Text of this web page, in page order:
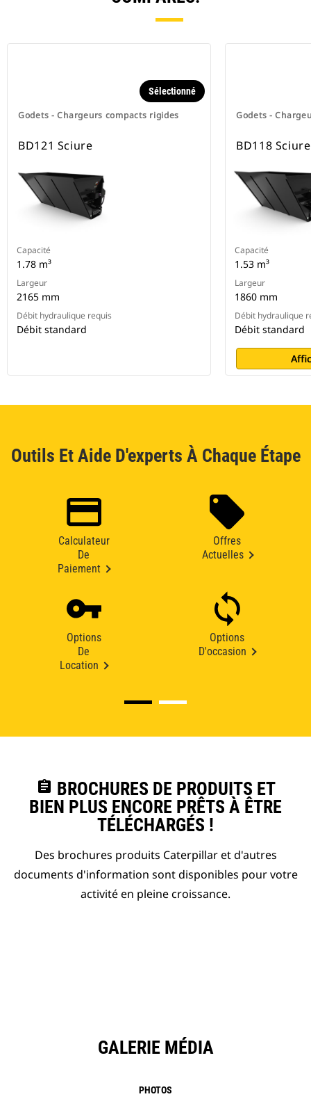
Godets - Chargeurs compacts rigides
Sélectionné
BD121 Sciure
Capacité
1.78 m³
Largeur
2165 mm
Débit hydraulique requis
Débit standard
Godets -
BD118 Sciure
Capacité
1.53 m³
Largeur
1860 mm
Débit hydraulique
Débit standard
Outils Et Aide D'experts À Chaque Étape
Calculateur
De
Paiement
Offres
Actuelles
Options
De
Location
Options
D'occasion
assignment BROCHURES DE PRODUITS ET
BIEN PLUS ENCORE PRÊTS À ÊTRE
TÉLÉCHARGÉS !
Des brochures produits Caterpillar et d'autres
documents d'information sont disponibles pour votre
activité en pleine croissance.
GALERIE MÉDIA
PHOTOS